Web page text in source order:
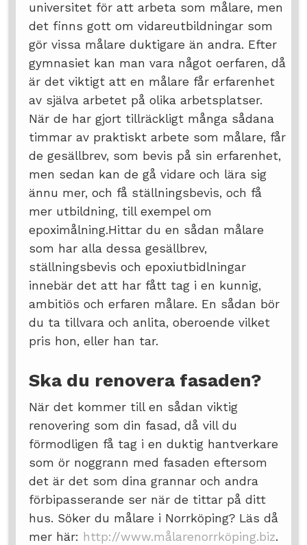
universitet för att arbeta som målare, men
det finns gott om vidareutbildningar som
gör vissa målare duktigare än andra. Efter
gymnasiet kan man vara något oerfaren, då
är det viktigt att en målare får erfarenhet
av själva arbetet på olika arbetsplatser.
När de har gjort tillräckligt många sådana
timmar av praktiskt arbete som målare, får
de gesällbrev, som bevis på sin erfarenhet,
men sedan kan de gå vidare och lära sig
ännu mer, och få ställningsbevis, och få
mer utbildning, till exempel om
epoximålning.Hittar du en sådan målare
som har alla dessa gesällbrev,
ställningsbevis och epoxiutbidlningar
innebär det att har fått tag i en kunnig,
ambitiös och erfaren målare. En sådan bör
du ta tillvara och anlita, oberoende vilket
pris hon, eller han tar.
Ska du renovera fasaden?
När det kommer till en sådan viktig
renovering som din fasad, då vill du
förmodligen få tag i en duktig hantverkare
som ör noggrann med fasaden eftersom
det är det som dina grannar och andra
förbipasserande ser när de tittar på ditt
hus. Söker du målare i Norrköping? Läs då
mer här: http://www.målarenorrköping.biz.